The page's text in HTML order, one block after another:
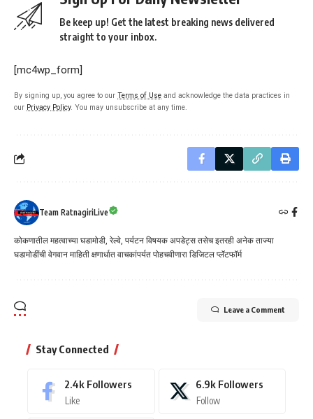
Be keep up! Get the latest breaking news delivered
straight to your inbox.
[mc4wp_form]
By signing up, you agree to our Terms of Use and acknowledge the data practices in
our Privacy Policy. You may unsubscribe at any time.
Team RatnagiriLive
कोकणातील महत्वाच्या घडामोडी, रेल्वे, पर्यटन विषयक अपडेट्स तसेच इतरही अनेक ताज्या
घडामोडींची वेगवान माहिती क्षणार्धात वाचकांपर्यत पोहचवीणारा डिजिटल प्लॅटफॉर्म
Leave a Comment
Stay Connected
2.4k Followers
Like
6.9k Followers
Follow